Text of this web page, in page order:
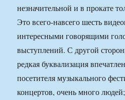
незначительной и в прокате
Это всего-навсего шесть
интересными говорящими
выступлений. С другой
редкая буквализация
посетителя музыкального
концертов, очень много